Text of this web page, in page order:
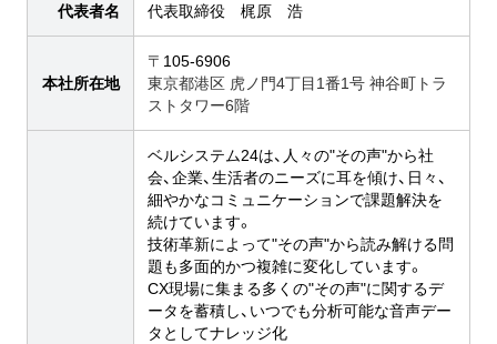
代表者名 代表取締役 梶原 浩
本社所在地
〒 105-6906
東京都港区 虎ノ門4丁目1番1号 神谷町トラ
ストタワー6階
ベルシステム24は、人々の"その声"から社
会、企業、生活者のニーズに耳を傾け、日々、
細やかなコミュニケーションで課題解決を
続けています。
技術革新によって"その声"から読み解ける問
題も多面的かつ複雑に変化しています。
CX現場に集まる多くの"その声"に関するデ
ータを蓄積し、いつでも分析可能な音声デー
タとしてナレッジ化